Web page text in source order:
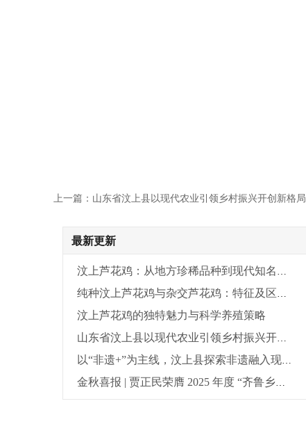
上一篇：山东省汶上县以现代农业引领乡村振兴开创新格局
最新更新
汶上芦花鸡：从地方珍稀品种到现代知名品牌
纯种汶上芦花鸡与杂交芦花鸡：特征及区别完全解析
汶上芦花鸡的独特魅力与科学养殖策略
山东省汶上县以现代农业引领乡村振兴开创新格局
以“非遗+”为主线，汶上县探索非遗融入现代生活发展新路径
金秋喜报 | 贾正民荣膺 2025 年度 “齐鲁乡村之星”